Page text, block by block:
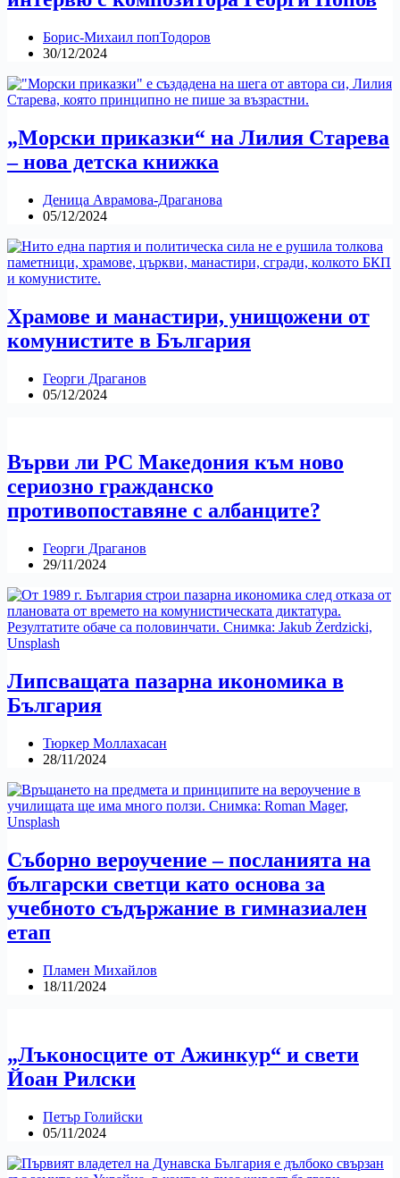
Борис-Михаил попТодоров
30/12/2024
„Морски приказки“ на Лилия Старева
– нова детска книжка
Деница Аврамова-Драганова
05/12/2024
Храмове и манастири, унищожени от
комунистите в България
Георги Драганов
05/12/2024
Върви ли РС Македония към ново
сериозно гражданско
противопоставяне с албанците?
Георги Драганов
29/11/2024
Липсващата пазарна икономика в
България
Тюркер Моллахасан
28/11/2024
Съборно вероучение – посланията на
български светци като основа за
учебното съдържание в гимназиален
етап
Пламен Михайлов
18/11/2024
„Лъконосците от Ажинкур“ и свети
Йоан Рилски
Петър Голийски
05/11/2024